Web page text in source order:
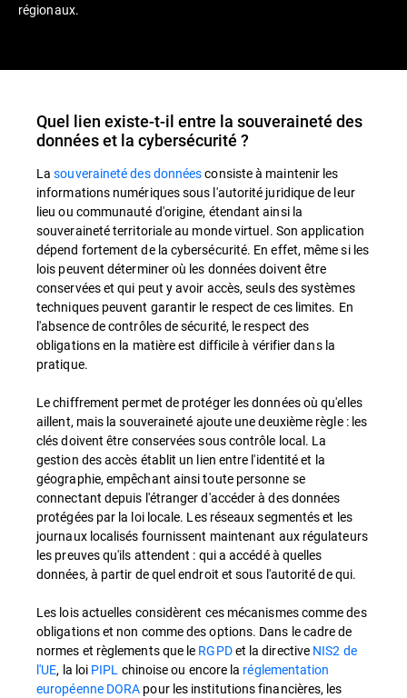
régionaux.
Quel lien existe-t-il entre la souveraineté des
données et la cybersécurité ?
Lasouveraineté des donnéesconsiste à maintenir les
informations numériques sous l'autorité juridique de leur
lieu ou communauté d'origine, étendant ainsi la
souveraineté territoriale au monde virtuel. Son application
dépend fortement de la cybersécurité. En effet, même si les
lois peuvent déterminer où les données doivent être
conservées et qui peut y avoir accès, seuls des systèmes
techniques peuvent garantir le respect de ces limites. En
l'absence de contrôles de sécurité, le respect des
obligations en la matière est difficile à vérifier dans la
pratique.
Le chiffrement permet de protéger les données où qu'elles
aillent, mais la souveraineté ajoute une deuxième règle : les
clés doivent être conservées sous contrôle local. La
gestion des accès établit un lien entre l'identité et la
géographie, empêchant ainsi toute personne se
connectant depuis l'étranger d'accéder à des données
protégées par la loi locale. Les réseaux segmentés et les
journaux localisés fournissent maintenant aux régulateurs
les preuves qu'ils attendent : qui a accédé à quelles
données, à partir de quel endroit et sous l'autorité de qui.
Les lois actuelles considèrent ces mécanismes comme des
obligations et non comme des options. Dans le cadre de
normes et règlements que le RGPDet la directive NIS2 de
l'UE, la loi PIPL chinoise ou encore la réglementation
européenne DORA pour les institutions financières, les